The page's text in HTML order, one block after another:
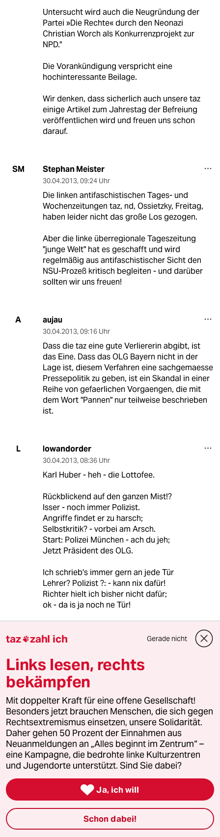
Untersucht wird auch die Neugründung der
Partei »Die Rechte« durch den Neonazi
Christian Worch als Konkurrenzprojekt zur
NPD."
Die Vorankündigung verspricht eine
hochinteressante Beilage.
Wir denken, dass sicherlich auch unsere taz
einige Artikel zum Jahrestag der Befreiung
veröffentlichen wird und freuen uns schon
darauf.
SM Stephan Meister
30.04.2013, 09:24 Uhr
Die linken antifaschistischen Tages- und
Wochenzeitungen taz, nd, Ossietzky, Freitag,
haben leider nicht das große Los gezogen.
Aber die linke überregionale Tageszeitung
"junge Welt" hat es geschafft und wird
regelmäßig aus antifaschistischer Sicht den
NSU-Prozeß kritisch begleiten - und darüber
sollten wir uns freuen!
A aujau
30.04.2013, 09:16 Uhr
Dass die taz eine gute Verliererin abgibt, ist
das Eine. Dass das OLG Bayern nicht in der
Lage ist, diesem Verfahren eine sachgemaesse
Pressepolitik zu geben, ist ein Skandal in einer
Reihe von gefaerlichen Vorgaengen, die mit
dem Wort "Pannen" nur teilweise beschrieben
ist.
L lowandorder
30.04.2013, 08:36 Uhr
Karl Huber - heh - die Lottofee.
Rückblickend auf den ganzen Mist!?
Isser - noch immer Polizist.
Angriffe findet er zu harsch;
Selbstkritik? - vorbei am Arsch.
Start: Polizei München - ach du jeh;
Jetzt Präsident des OLG.
Ich schrieb's immer gern an jede Tür
Lehrer? Polizist ?: - kann nix dafür!
Richter hielt ich bisher nicht dafür;
ok - da is ja noch ne Tür!
- drei Stühle aus dem Zuschauerkontingent -
wäre etwas unspektakulär schäbbig die
sachliche lautlose Alternative gewesen.
Wali's Südpost rückt die Dimensionen zurecht.
Danke.
A Annette
30.04.2013,08:27 Uhr
Dieses ganze Verfahren ist einfach nur peinlich.
Das Gericht hätte ohne weiteres den Prozess
aus dem Gerichtssaal per Video in einen
anderen Raum übertragen können. REchtlich
steht dem nichts im Wege, der Prozess ist ja
öffentlich.
taz zahl ich Gerade nicht
Links lesen, rechts
bekämpfen
Mit doppelter Kraft für eine offene Gesellschaft!
Besonders jetzt brauchen Menschen, die sich gegen
Rechtsextremismus einsetzen, unsere Solidarität.
Daher gehen 50 Prozent der Einnahmen aus
Neuanmeldungen an „Alles beginnt im Zentrum“ –
eine Kampagne, die bedrohte linke Kulturzentren
und Jugendorte unterstützt. Sind Sie dabei?
 Ja, ich will
Schon dabei!